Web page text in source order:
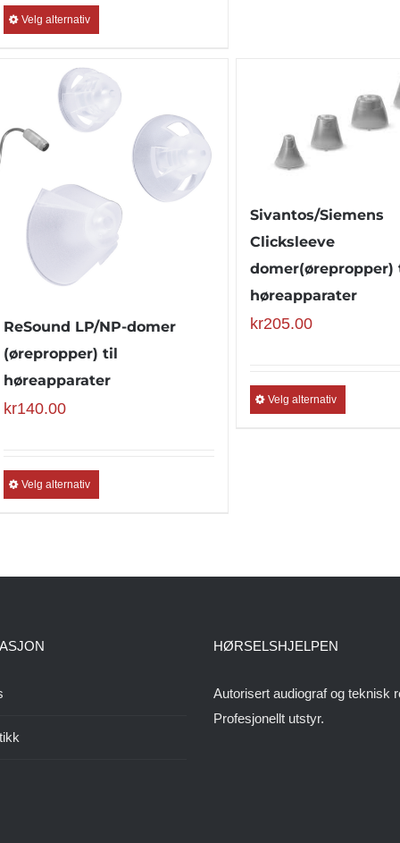
Velg alternativ
ReSound LP/NP-domer
(ørepropper) til
høreapparater
kr140.00
Velg alternativ
Sivantos/Siemens
Clicksleeve
domer(ørepropper)
høreapparater
kr205.00
Velg alternativ
HØRSELSHJELPEN
Autorisert audiograf og teknisk
Profesjonellt utstyr.